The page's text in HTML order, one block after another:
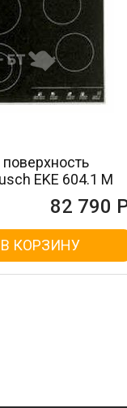
EKE 604.1 M
82 790
В КОРЗИНУ